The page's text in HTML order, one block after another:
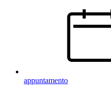
appuntamento